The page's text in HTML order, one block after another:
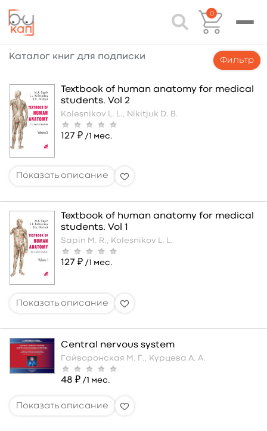
0
Каталог книг для подписки Фильтр
Textbook of human anatomy for medical
students. Vol 2
Kolesnikov L. L., Nikitjuk D. B.
127 ₽ /1 мес.
Textbook of human anatomy for medical
students. Vol 1
Sapin M. R., Kolesnikov L. L.
127 ₽ /1 мес.
Central nervous system
Гайворонская М. Г., Курцева А. А.
48 ₽ /1 мес.